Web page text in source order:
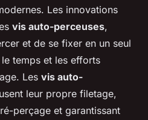
Les innovations
vis auto-perceuses,
et de se fixer en un seul
temps et les efforts
Les vis auto-
leur propre filetage,
perçage et garantissant